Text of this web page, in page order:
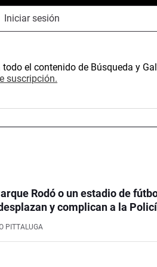
Iniciar sesión
el contenido de Búsqueda y
suscripción.
Rodó o un estadio de
y complican a la
PITTALUGA